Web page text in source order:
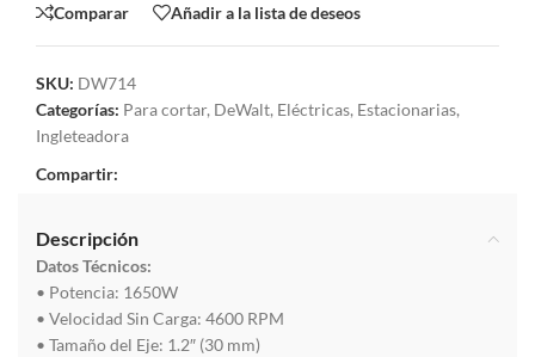
Comparar Añadir a la lista de deseos
SKU: DW714
Categorías: Para cortar, DeWalt, Eléctricas, Estacionarias,
Ingleteadora
Compartir:
Descripción
Datos Técnicos:
• Potencia: 1650W
• Velocidad Sin Carga: 4600 RPM
• Tamaño del Eje: 1.2″ (30 mm)